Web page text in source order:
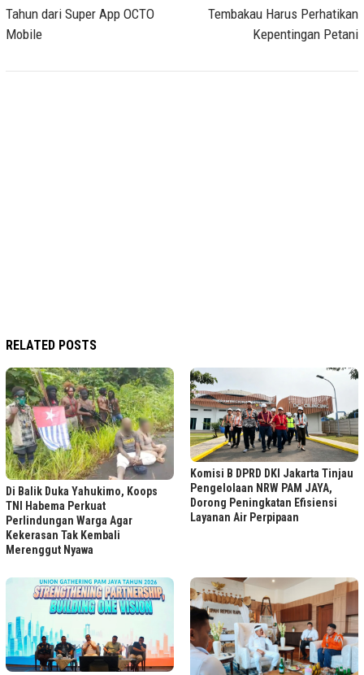
Tahun dari Super App OCTO
Mobile
Tembakau Harus Perhatikan
Kepentingan Petani
RELATED POSTS
Di Balik Duka Yahukimo, Koops
TNI Habema Perkuat
Perlindungan Warga Agar
Kekerasan Tak Kembali
Merenggut Nyawa
Komisi B DPRD DKI Jakarta Tinjau
Pengelolaan NRW PAM JAYA,
Dorong Peningkatan Efisiensi
Layanan Air Perpipaan